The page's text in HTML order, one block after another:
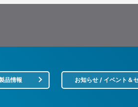
品情報 お知らせ / イベント＆